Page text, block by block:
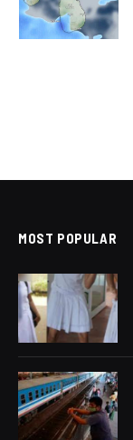
MOST POPULAR